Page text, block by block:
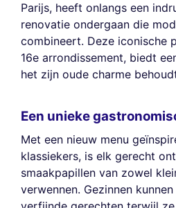
Parijs, heeft onlangs een
renovatie ondergaan die
combineert. Deze iconische
16e arrondissement, biedt
het zijn oude charme
Een unieke
Met een nieuw menu
klassiekers, is elk gerecht
smaakpapillen van zowel
verwennen. Gezinnen